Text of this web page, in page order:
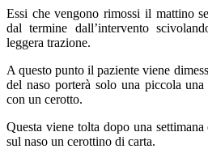
Essi che vengono rimossi il mattino
dal termine dall’intervento
leggera trazione.
A questo punto il paziente viene
del naso porterà solo una piccola
con un cerotto.
Questa viene tolta dopo una
sul naso un cerottino di carta.